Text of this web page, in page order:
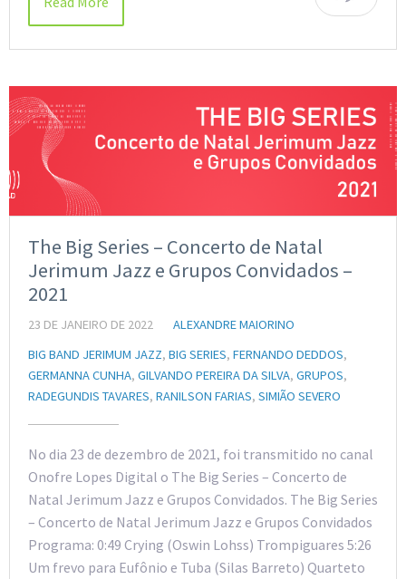
The Big Series – Concerto de Natal
Jerimum Jazz e Grupos Convidados –
2021
23 DE JANEIRO DE 2022
ALEXANDRE MAIORINO
BIG BAND JERIMUM JAZZ, BIG SERIES, FERNANDO DEDDOS,
GERMANNA CUNHA, GILVANDO PEREIRA DA SILVA, GRUPOS,
RADEGUNDIS TAVARES, RANILSON FARIAS, SIMIÃO SEVERO
No dia 23 de dezembro de 2021, foi transmitido no canal
Onofre Lopes Digital o The Big Series – Concerto de
Natal Jerimum Jazz e Grupos Convidados. The Big Series
– Concerto de Natal Jerimum Jazz e Grupos Convidados
Programa: 0:49 Crying (Oswin Lohss) Trompiguares 5:26
Um frevo para Eufônio e Tuba (Silas Barreto) Quarteto